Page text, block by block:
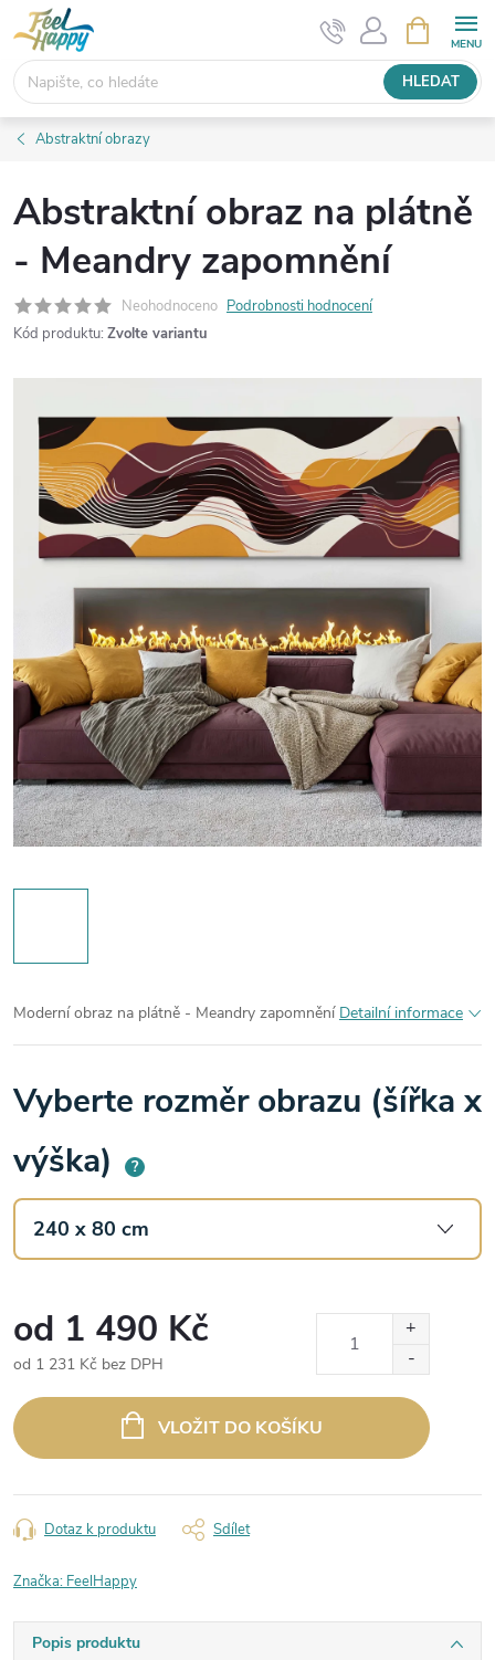
Přejít
na
obsah
HLEDAT
NÁKUPNÍ
KOŠÍK
Abstraktní obrazy
Abstraktní obraz na plátně
- Meandry zapomnění
Neohodnoceno Podrobnosti hodnocení
Kód produktu: Zvolte variantu
Moderní obraz na plátně - Meandry zapomnění Detailní informace
Vyberte rozměr obrazu (šířka x
výška)
?
od 1 490 Kč
od 1 231 Kč bez DPH
cena:
VLOŽIT DO KOŠÍKU
Dotaz k produktu Sdílet
Značka: FeelHappy
Popis produktu